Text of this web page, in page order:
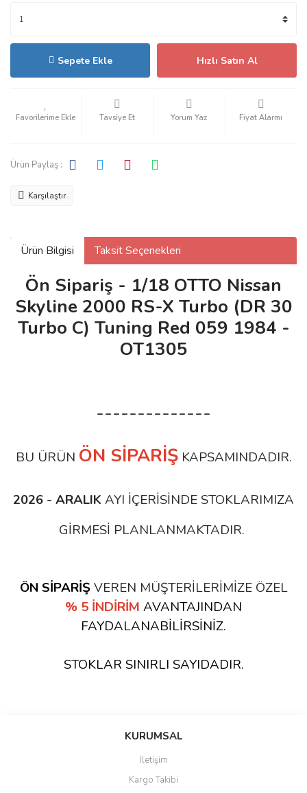
Sepete Ekle Hızlı Satın Al
Tavsiye Et Yorum Yaz Fiyat Alarmı
Ürün Paylaş :
Karşılaştır
Ürün Bilgisi Taksit Seçenekleri
Ön Sipariş - 1/18 OTTO Nissan
Skyline 2000 RS-X Turbo (DR 30
Turbo C) Tuning Red 059 1984 -
OT1305
--------------
BU ÜRÜN ÖN SİPARİŞKAPSAMINDADIR.
2026 - ARALIK AYI İÇERİSİNDE STOKLARIMIZA
GİRMESİ PLANLANMAKTADIR.
ÖN SİPARİŞVEREN MÜŞTERİLERİMİZE ÖZEL
% 5 İNDİRİM AVANTAJINDAN
FAYDALANABİLİRSİNİZ.
STOKLAR SINIRLI SAYIDADIR.
KURUMSAL
İletişim
Kargo Takibi